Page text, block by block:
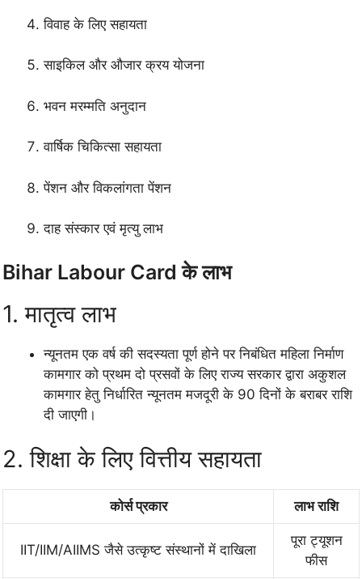
विवाह के लिए सहायता
साइकिल और औजार क्रय योजना
भवन मरम्मति अनुदान
वार्षिक चिकित्सा सहायता
पेंशन और विकलांगता पेंशन
दाह संस्कार एवं मृत्यु लाभ
Bihar Labour Card के लाभ
1. मातृत्व लाभ
न्यूनतम एक वर्ष की सदस्यता पूर्ण होने पर निबंधित महिला निर्माण
कामगार को प्रथम दो प्रसवों के लिए राज्य सरकार द्वारा अकुशल
कामगार हेतु निर्धारित न्यूनतम मजदूरी के 90 दिनों के बराबर राशि
दी जाएगी।
2. शिक्षा के लिए वित्तीय सहायता
कोर्स प्रकार लाभ राशि
IIT/IIM/AIIMS जैसे उत्कृष्ट संस्थानों में दाखिला
पूरा ट्यूशन
फीस